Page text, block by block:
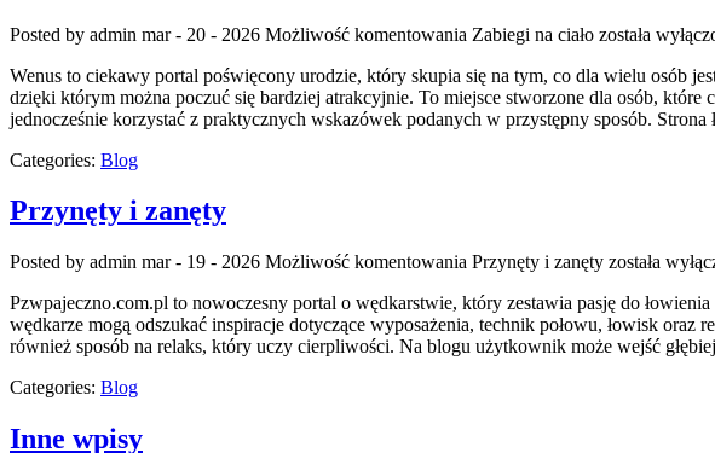
Posted by admin mar - 20 - 2026 Możliwość komentowania Zabiegi na ciało została
Wenus to ciekawy portal poświęcony urodzie, który skupia się na tym, co dla wielu osób
dzięki którym można poczuć się bardziej atrakcyjnie. To miejsce stworzone dla osób,
jednocześnie korzystać z praktycznych wskazówek podanych w przystępny sposób.
Categories: Blog
Przynęty i zanęty
Posted by admin mar - 19 - 2026 Możliwość komentowania Przynęty i zanęty została
Pzwpajeczno.com.pl to nowoczesny portal o wędkarstwie, który zestawia pasję do
wędkarze mogą odszukać inspiracje dotyczące wyposażenia, technik połowu, łowisk
również sposób na relaks, który uczy cierpliwości. Na blogu użytkownik może wejść
Categories: Blog
Inne wpisy